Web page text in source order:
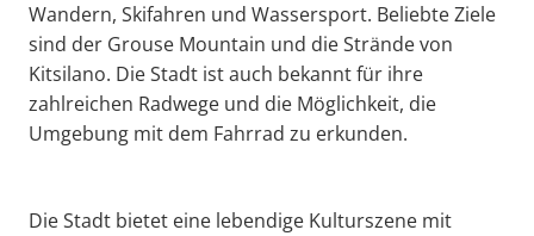
Wandern, Skifahren und Wassersport. Beliebte Ziele
sind der Grouse Mountain und die Strände von
Kitsilano. Die Stadt ist auch bekannt für ihre
zahlreichen Radwege und die Möglichkeit, die
Umgebung mit dem Fahrrad zu erkunden.
Die Stadt bietet eine lebendige Kulturszene mit